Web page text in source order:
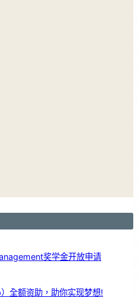
奖学金开放申请
全额资助，助你实现梦想!